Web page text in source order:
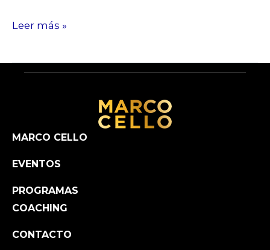
Leer más »
MARCO CELLO
EVENTOS
PROGRAMAS
COACHING
CONTACTO